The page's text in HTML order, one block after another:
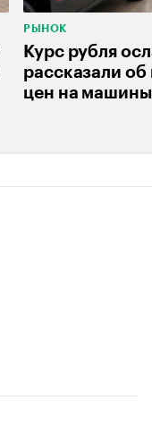
РЫНОК
Курс рубля
рассказали
цен на машины